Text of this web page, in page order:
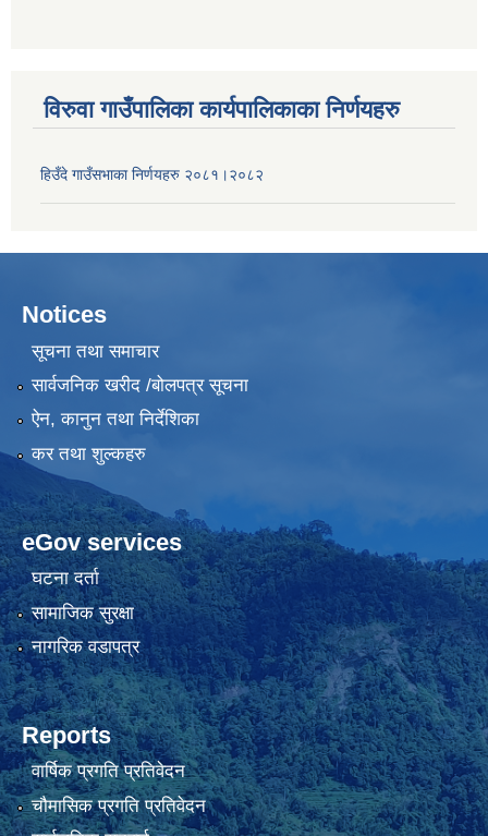
विरुवा गाउँपालिका कार्यपालिकाका निर्णयहरु
हिउँदे गाउँसभाका निर्णयहरु २०८१।२०८२
Notices
सूचना तथा समाचार
सार्वजनिक खरीद /बोलपत्र सूचना
ऐन, कानुन तथा निर्देशिका
कर तथा शुल्कहरु
eGov services
घटना दर्ता
सामाजिक सुरक्षा
नागरिक वडापत्र
Reports
वार्षिक प्रगति प्रतिवेदन
चौमासिक प्रगति प्रतिवेदन